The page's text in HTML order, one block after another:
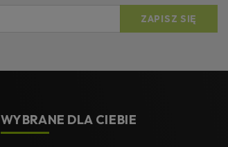
WYBRANE DLA CIEBIE